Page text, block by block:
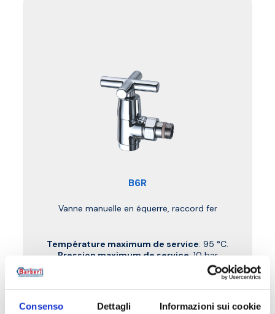
Consenso Dettagli Informazioni sui cookie
B6R
Vanne manuelle en équerre, raccord fer
Température maximum de service: 95 °C.
Pression maximum de service: 10 bar